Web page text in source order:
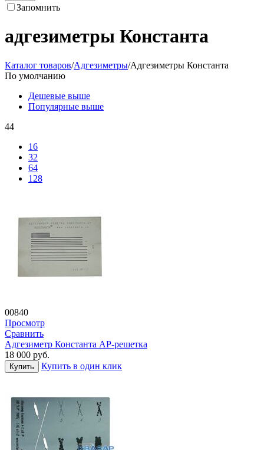
Запомнить
адгезиметры Константа
Каталог товаров/Адгезиметры/Адгезиметры Константа
По умолчанию
Дешевые выше
Популярные выше
44
16
32
64
128
00840
Просмотр
Сравнить
Адгезиметр Константа АР-решетка
18 000 руб.
Купить Купить в один клик